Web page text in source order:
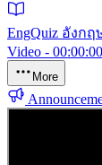
EngQuiz อังก
Video -
More